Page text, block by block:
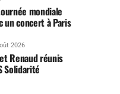
mondiale
un concert à Paris
2026
Renaud réunis
Solidarité